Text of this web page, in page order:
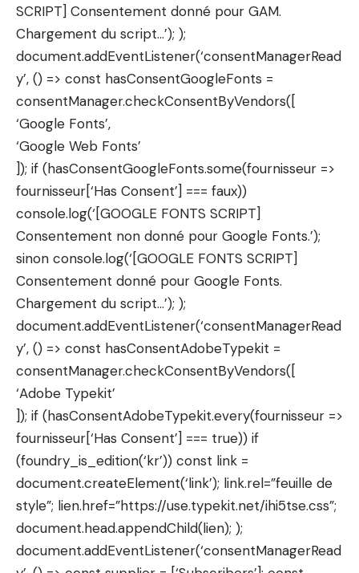
SCRIPT] Consentement donné pour GAM.
Chargement du script…’); );
document.addEventListener(‘consentManagerRead
y’, () => const hasConsentGoogleFonts =
consentManager.checkConsentByVendors([
‘Google Fonts’,
‘Google Web Fonts’
]); if (hasConsentGoogleFonts.some(fournisseur =>
fournisseur[‘Has Consent’] === faux))
console.log(‘[GOOGLE FONTS SCRIPT]
Consentement non donné pour Google Fonts.’);
sinon console.log(‘[GOOGLE FONTS SCRIPT]
Consentement donné pour Google Fonts.
Chargement du script…’); );
document.addEventListener(‘consentManagerRead
y’, () => const hasConsentAdobeTypekit =
consentManager.checkConsentByVendors([
‘Adobe Typekit’
]); if (hasConsentAdobeTypekit.every(fournisseur =>
fournisseur[‘Has Consent’] === true)) if
(foundry_is_edition(‘kr’)) const link =
document.createElement(‘link’); link.rel=”feuille de
style”; lien.href=”https://use.typekit.net/ihi5tse.css”;
document.head.appendChild(lien); );
document.addEventListener(‘consentManagerRead